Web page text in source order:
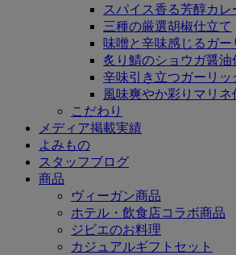
スパイス香る芳醇カレ
三種の厳選胡椒仕立て
味噌と辛味感じるガ
炙り鯖のショウガ醤油
辛味引き立つガーリッ
風味爽やか彩りマリネ
こだわり
メディア掲載実績
よみもの
スタッフブログ
商品
ヴィーガン商品
ホテル・飲食店コラボ商品
ジビエのお料理
カジュアルギフトセット